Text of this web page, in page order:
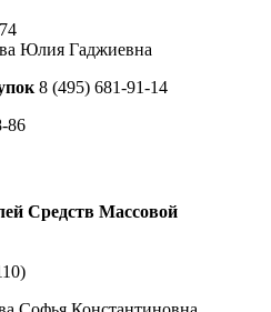
Юлия Гаджиевна
8 (495) 681-91-14
86
Средств Массовой